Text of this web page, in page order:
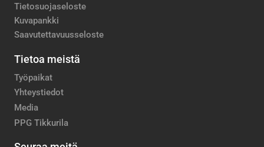
Tietosuojaseloste
Kuvapankki
Saavutettavuusseloste
Tietoa meistä
Työpaikat
Yhteystiedot
Media
PPG Tikkurila